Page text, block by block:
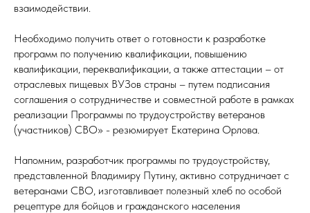
взаимодействии.
Необходимо получить ответ о готовности к разработке
программ по получению квалификации, повышению
квалификации, переквалификации, а также аттестации – от
отраслевых пищевых ВУЗов страны – путем подписания
соглашения о сотрудничестве и совместной работе в рамках
реализации Программы по трудоустройству ветеранов
(участников) СВО» - резюмирует Екатерина Орлова.
Напомним, разработчик программы по трудоустройству,
представленной Владимиру Путину, активно сотрудничает с
ветеранами СВО, изготавливает полезный хлеб по особой
рецептуре для бойцов и гражданского населения